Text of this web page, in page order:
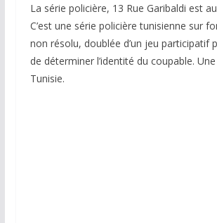
La série policière, 13 Rue Garibaldi est
C’est une série policière tunisienne sur
non résolu, doublée d’un jeu participatif
de déterminer l’identité du coupable.
Tunisie.